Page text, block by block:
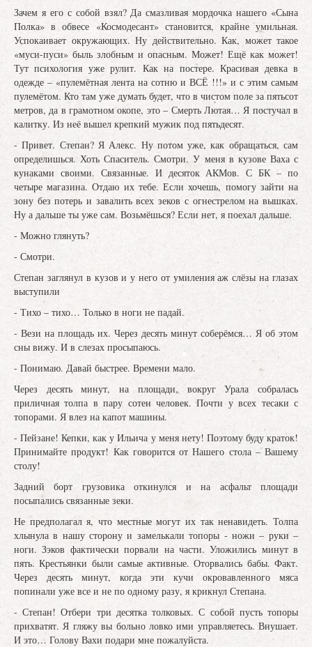
Зачем я его с собой взял? Да смазливая мордочка нашего «Сына
Полка» в обвесе «Космодесант» становится, крайне умильная.
Успокаивает окружающих. Ну действительно. Как, может такое
«муси-пуси» быль злобным и опасным. Может! Ещё как может!
Тут психология уже рулит. Как на постере. Красивая девка в
одежде – «пулемётная лента на сотню и ВСЁ !!!» и с этим самым
пулемётом. Кто там уже думать будет, что в чистом поле за пятьсот
метров, да в грамотном окопе, это – Смерть Лютая… Я постучал в
калитку. Из неё вышел крепкий мужик под пятьдесят.
- Привет. Степан? Я Алекс. Ну потом уже, как обращаться, сам
определишься. Хоть Спаситель. Смотри. У меня в кузове Ваха с
кунаками своими. Связанные. И десяток АКМов. С БК – по
четыре магазина. Отдаю их тебе. Если хочешь, помогу зайти на
зону без потерь и завалить всех зеков с огнестрелом на вышках.
Ну а дальше ты уже сам. Возьмёшься? Если нет, я поехал дальше.
- Можно глянуть?
- Смотри.
Степан заглянул в кузов и у него от умиления аж слёзы на глазах
выступили
- Тихо – тихо… Только в ноги не падай.
- Вези на площадь их. Через десять минут соберёмся… Я об этом
сны вижу. И в слезах просыпаюсь.
- Понимаю. Давай быстрее. Времени мало.
Через десять минут, на площади, вокруг Урала собралась
приличная толпа в пару сотен человек. Почти у всех тесаки с
топорами. Я влез на капот машины.
- Пейзане! Кепки, как у Ильича у меня нету! Поэтому буду краток!
Принимайте продукт! Как говорится от Нашего стола – Вашему
столу!
Задний борт грузовика откинулся и на асфальт площади
посыпались связанные зеки.
Не предполагал я, что местные могут их так ненавидеть. Толпа
хлынула в нашу сторону и замелькали топоры - ножи – руки –
ноги. Зэков фактически порвали на части. Уложились минут в
пять. Крестьянки были самые активные. Оторвались бабы. Факт.
Через десять минут, когда эти кучи окровавленного мяса
попинали уже все и не по одному разу, я крикнул Степана.
- Степан! Отбери три десятка толковых. С собой пусть топоры
прихватят. Я гляжу вы больно ловко ими управляетесь. Внушает.
И это… Голову Вахи подари мне пожалуйста.